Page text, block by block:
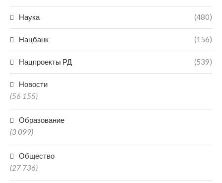
Наука (480)
Нацбанк (156)
Нацпроекты РД (539)
Новости
(56 155)
Образование
(3 099)
Общество
(27 736)